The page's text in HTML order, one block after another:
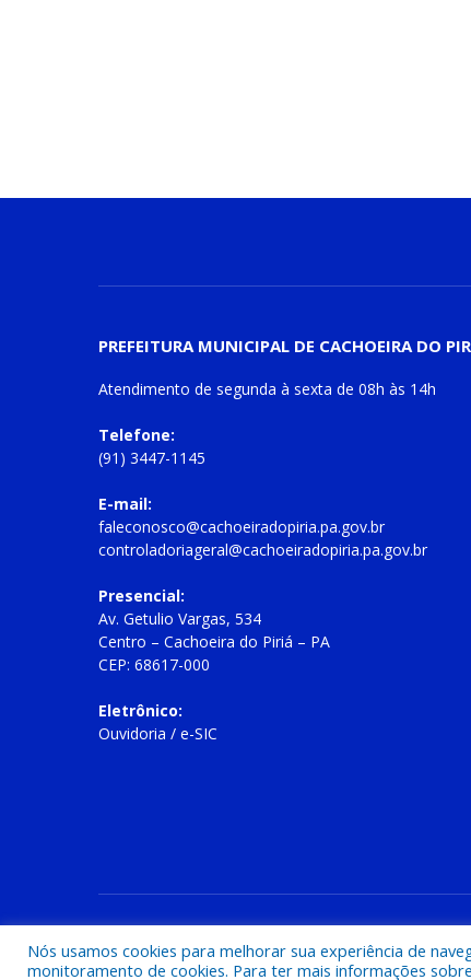
PREFEITURA MUNICIPAL DE CACHOEIRA DO
Atendimento de segunda à sexta de 08h às 14h
Telefone:
(91) 3447-1145
E-mail:
faleconosco@cachoeiradopiria.pa.gov.br
controladoriageral@cachoeiradopiria.pa.gov.br
Presencial:
Av. Getulio Vargas, 534
Centro – Cachoeira do Piriá – PA
CEP: 68617-000
Eletrônico:
Ouvidoria / e-SIC
Nós usamos cookies para melhorar sua experiência de
monitoramento de cookies. Para ter mais informações